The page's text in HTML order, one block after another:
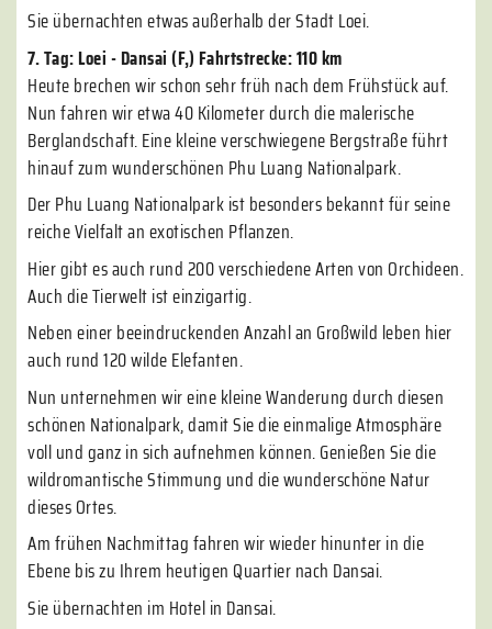
Sie übernachten etwas außerhalb der Stadt Loei.
7. Tag: Loei - Dansai (F,) Fahrtstrecke: 110 km
Heute brechen wir schon sehr früh nach dem Frühstück auf.
Nun fahren wir etwa 40 Kilometer durch die malerische
Berglandschaft. Eine kleine verschwiegene Bergstraße führt
hinauf zum wunderschönen Phu Luang Nationalpark.
Der Phu Luang Nationalpark ist besonders bekannt für seine
reiche Vielfalt an exotischen Pflanzen.
Hier gibt es auch rund 200 verschiedene Arten von Orchideen.
Auch die Tierwelt ist einzigartig.
Neben einer beeindruckenden Anzahl an Großwild leben hier
auch rund 120 wilde Elefanten.
Nun unternehmen wir eine kleine Wanderung durch diesen
schönen Nationalpark, damit Sie die einmalige Atmosphäre
voll und ganz in sich aufnehmen können. Genießen Sie die
wildromantische Stimmung und die wunderschöne Natur
dieses Ortes.
Am frühen Nachmittag fahren wir wieder hinunter in die
Ebene bis zu Ihrem heutigen Quartier nach Dansai.
Sie übernachten im Hotel in Dansai.